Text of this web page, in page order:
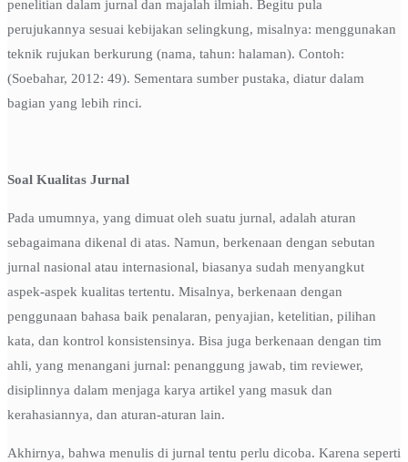
penelitian dalam jurnal dan majalah ilmiah. Begitu pula
perujukannya sesuai kebijakan selingkung, misalnya: menggunakan
teknik rujukan berkurung (nama, tahun: halaman). Contoh:
(Soebahar, 2012: 49). Sementara sumber pustaka, diatur dalam
bagian yang lebih rinci.
Soal Kualitas Jurnal
Pada umumnya, yang dimuat oleh suatu jurnal, adalah aturan
sebagaimana dikenal di atas. Namun, berkenaan dengan sebutan
jurnal nasional atau internasional, biasanya sudah menyangkut
aspek-aspek kualitas tertentu. Misalnya, berkenaan dengan
penggunaan bahasa baik penalaran, penyajian, ketelitian, pilihan
kata, dan kontrol konsistensinya. Bisa juga berkenaan dengan tim
ahli, yang menangani jurnal: penanggung jawab, tim reviewer,
disiplinnya dalam menjaga karya artikel yang masuk dan
kerahasiannya, dan aturan-aturan lain.
Akhirnya, bahwa menulis di jurnal tentu perlu dicoba. Karena seperti